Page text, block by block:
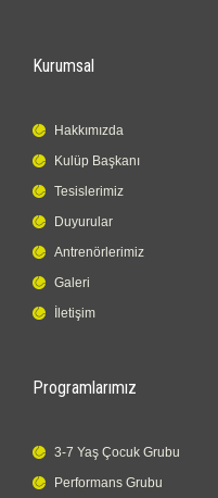
Kurumsal
Hakkımızda
Kulüp Başkanı
Tesislerimiz
Duyurular
Antrenörlerimiz
Galeri
İletişim
Programlarımız
3-7 Yaş Çocuk Grubu
Performans Grubu